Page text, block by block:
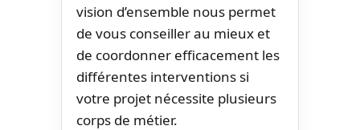
vision d’ensemble nous permet
de vous conseiller au mieux et
de coordonner efficacement les
différentes interventions si
votre projet nécessite plusieurs
corps de métier.